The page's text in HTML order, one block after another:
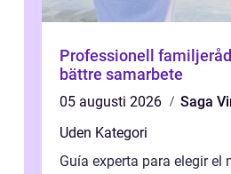
Professionell
bättre samarbete
05 augusti 2026
Saga
Uden Kategori
Guía experta para elegir el